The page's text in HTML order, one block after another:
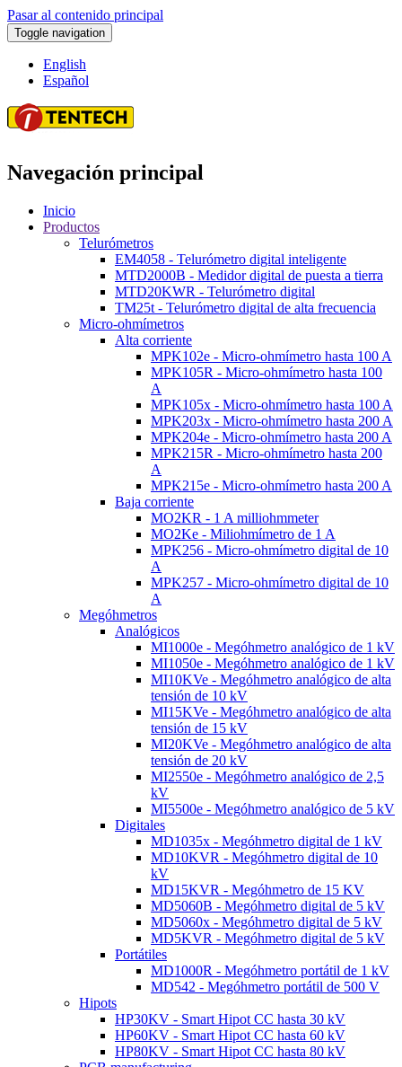
Pasar al contenido principal
Toggle navigation
English
Español
Navegación principal
Inicio
Productos
Telurómetros
EM4058 - Telurómetro digital inteligente
MTD2000B - Medidor digital de puesta a tierra
MTD20KWR - Telurómetro digital
TM25t - Telurómetro digital de alta frecuencia
Micro-ohmímetros
Alta corriente
MPK102e - Micro-ohmímetro hasta 100 A
MPK105R - Micro-ohmímetro hasta 100
A
MPK105x - Micro-ohmímetro hasta 100 A
MPK203x - Micro-ohmímetro hasta 200 A
MPK204e - Micro-ohmímetro hasta 200 A
MPK215R - Micro-ohmímetro hasta 200
A
MPK215e - Micro-ohmímetro hasta 200 A
Baja corriente
MO2KR - 1 A milliohmmeter
MO2Ke - Miliohmímetro de 1 A
MPK256 - Micro-ohmímetro digital de 10
A
MPK257 - Micro-ohmímetro digital de 10
A
Megóhmetros
Analógicos
MI1000e - Megóhmetro analógico de 1 kV
MI1050e - Megóhmetro analógico de 1 kV
MI10KVe - Megóhmetro analógico de alta
tensión de 10 kV
MI15KVe - Megóhmetro analógico de alta
tensión de 15 kV
MI20KVe - Megóhmetro analógico de alta
tensión de 20 kV
MI2550e - Megóhmetro analógico de 2,5
kV
MI5500e - Megóhmetro analógico de 5 kV
Digitales
MD1035x - Megóhmetro digital de 1 kV
MD10KVR - Megóhmetro digital de 10
kV
MD15KVR - Megóhmetro de 15 KV
MD5060B - Megóhmetro digital de 5 kV
MD5060x - Megóhmetro digital de 5 kV
MD5KVR - Megóhmetro digital de 5 kV
Portátiles
MD1000R - Megóhmetro portátil de 1 kV
MD542 - Megóhmetro portátil de 500 V
Hipots
HP30KV - Smart Hipot CC hasta 30 kV
HP60KV - Smart Hipot CC hasta 60 kV
HP80KV - Smart Hipot CC hasta 80 kV